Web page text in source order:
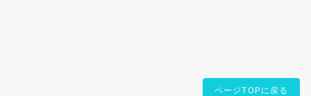
ページTOPに戻る